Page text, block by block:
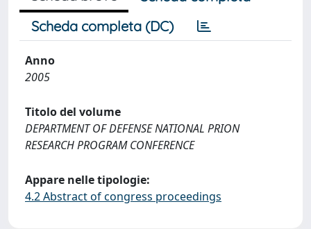
Scheda completa (DC)
Anno
2005
Titolo del volume
DEPARTMENT OF DEFENSE NATIONAL PRION
RESEARCH PROGRAM CONFERENCE
Appare nelle tipologie:
4.2 Abstract of congress proceedings